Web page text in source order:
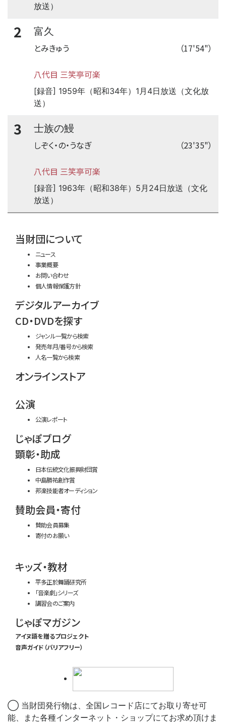
放送）
2
富久
（17'54"）
とみきゅう
八代目 三笑亭可楽
[録音] 1959年（昭和34年）1月4日放送（文化放
送）
3
士族の鰻
（23'35"）
しぞく・の・うなぎ
八代目 三笑亭可楽
[録音] 1963年（昭和38年）5月24日放送（文化
放送）
当財団について
ニュース
事業概要
お問い合わせ
個人情報保護方針
デジタルアーカイブ
CD・DVDを探す
ジャンル一覧から検索
発売年月/番号から検索
人名一覧から検索
オンラインストア
公演
公演レポート
じゃぽブログ
顕彰・助成
日本伝統文化振興財団賞
中島勝祐創作賞
邦楽技能者オーディション
賛助会員・寄付
賛助会員募集
寄付のお願い
キッズ・教材
平多正於舞踊研究所
「音楽劇」シリーズ
講習会のご案内
じゃぽマガジン
アイヌ語を贈るプロジェクト
音声ガイド（バリアフリー）
◯ 当財団発行物は、全国レコード店にてお取り寄せ可
能、また各種インターネット・ショップにてお求め頂けま